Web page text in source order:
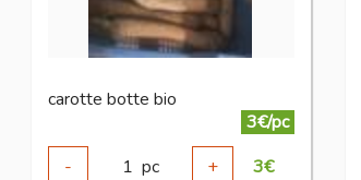
carotte botte bio
3€/pc
-
1 pc + 3€